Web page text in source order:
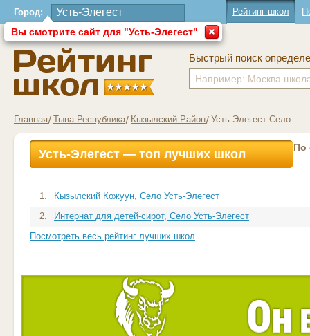
Город:
Вы смотрите сайт для "Усть-Элегест"
Рейтинг школ
Быстрый поиск
Главная Тыва Республика Кызылский Район Усть-Элегест Село
Усть-Элегест — топ лучших школ По
1.
Кызылский Кожуун, Село Усть-Элегест
2.
Интернат для детей-сирот, Село Усть-Элегест
Посмотреть весь рейтинг лучших школ